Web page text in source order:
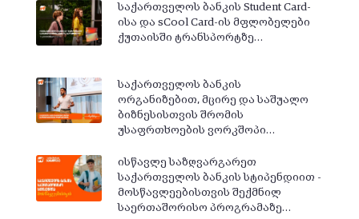
საქართველოს ბანკის Student Card-
ისა და sCool Card-ის მფლობელები
ქუთაისში ტრანსპორტზე…
საქართველოს ბანკის
ორგანიზებით, მცირე და საშუალო
ბიზნესისთვის შრომის
უსაფრთხოების ვორკშოპი…
ისწავლე საზღვარგარეთ
საქართველოს ბანკის სტიპენდიით -
მოსწავლეებისთვის შექმნილ
საერთაშორისო პროგრამაზე…